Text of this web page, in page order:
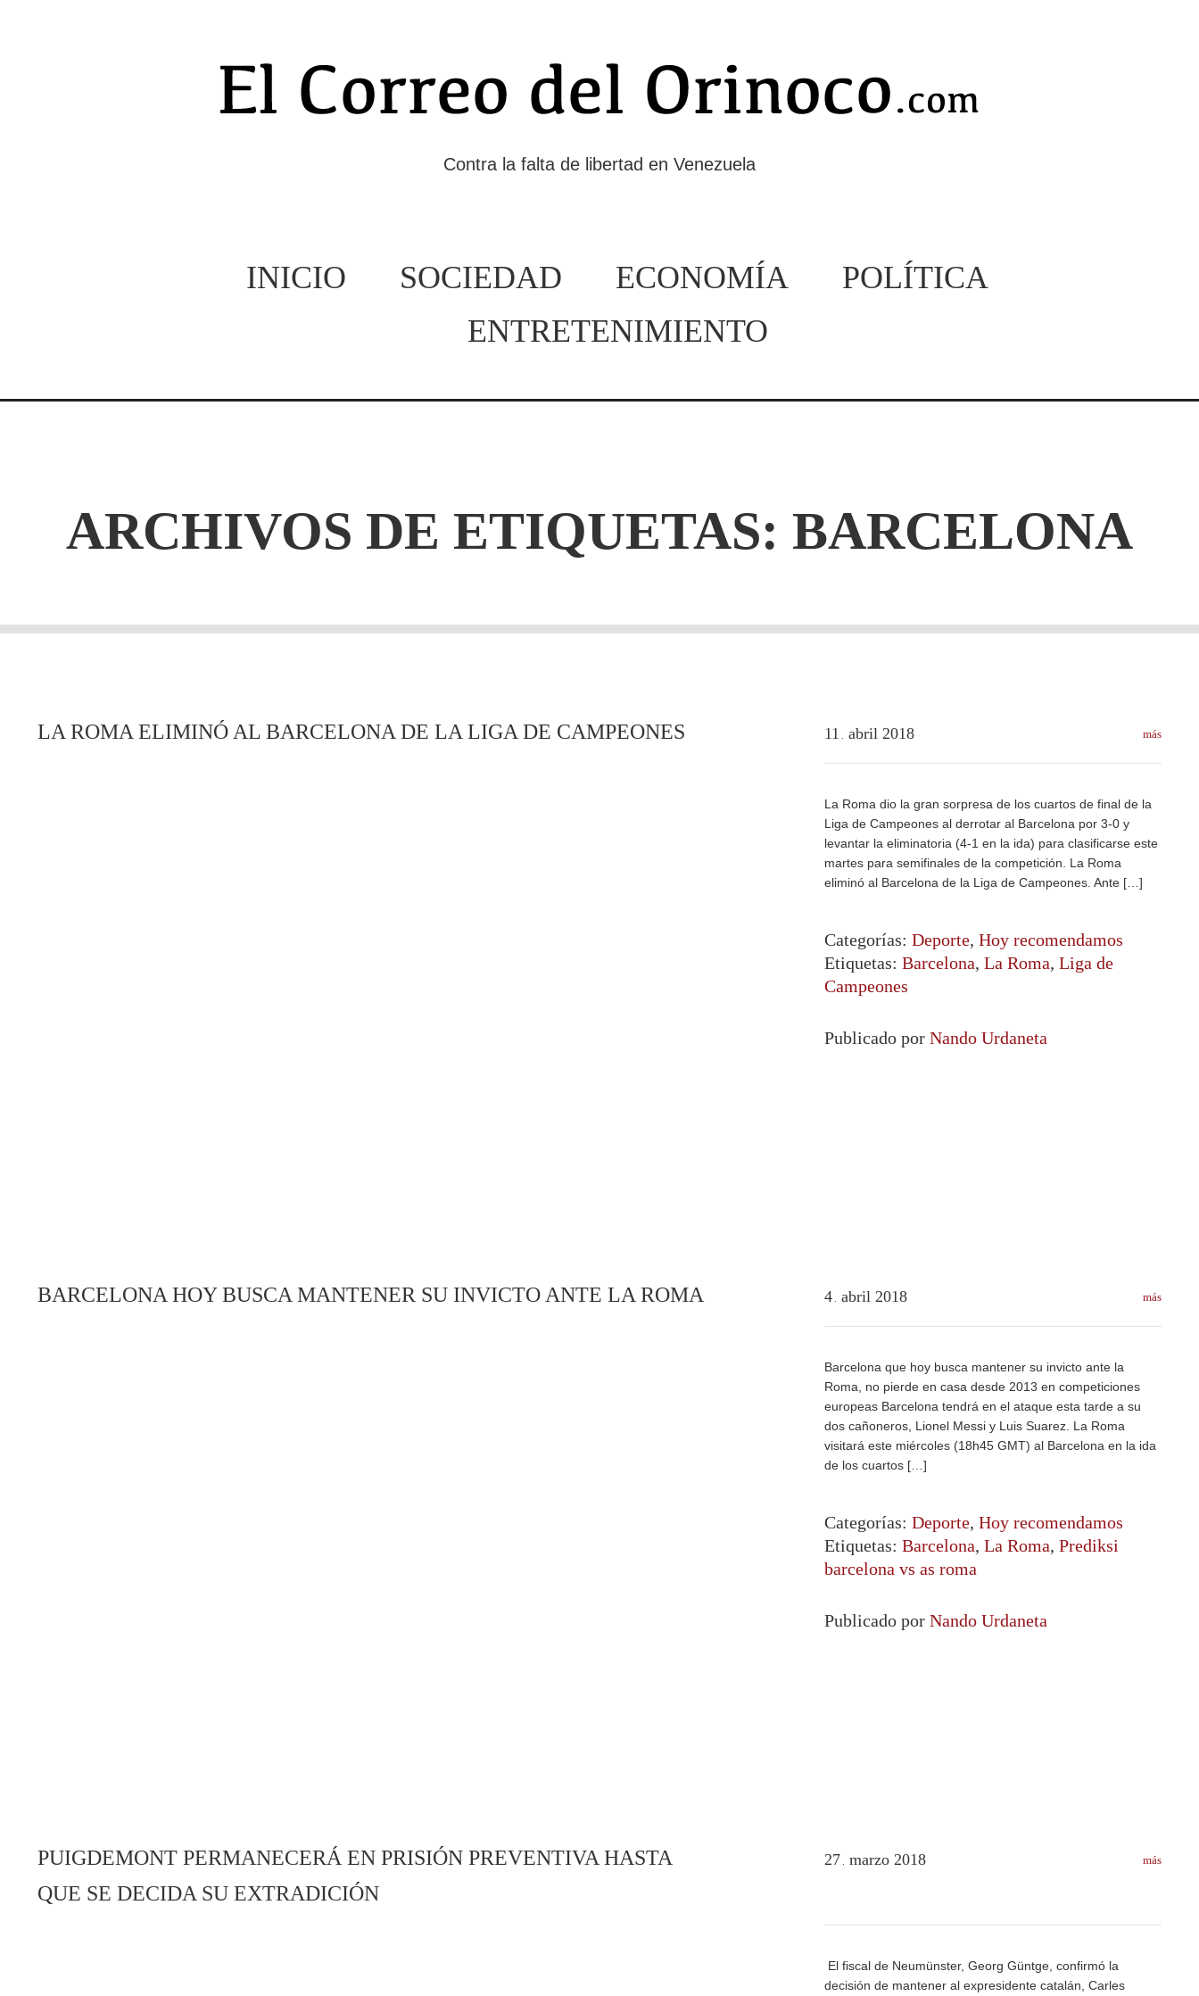
Contra la falta de libertad en Venezuela
INICIO SOCIEDAD ECONOMÍA
POLÍTICA
ENTRETENIMIENTO
ARCHIVOS DE ETIQUETAS: BARCELONA
LA ROMA ELIMINÓ AL BARCELONA DE LA LIGA DE CAMPEONES 11 abril 2018
La Roma dio la gran sorpresa de los cuartos de final de la
Liga de Campeones al derrotar al Barcelona por 3-0 y
levantar la eliminatoria (4-1 en la ida) para clasificarse este
martes para semifinales de la competición. La Roma
eliminó al Barcelona de la Liga de Campeones. Ante […]
más
Categorías: Deporte, Hoy recomendamos
Etiquetas: Barcelona, La Roma, Liga de
Campeones
Publicado por Nando Urdaneta
BARCELONA HOY BUSCA MANTENER SU INVICTO ANTE LA ROMA 4 abril 2018
Barcelona que hoy busca mantener su invicto ante la
Roma, no pierde en casa desde 2013 en competiciones
europeas Barcelona tendrá en el ataque esta tarde a su
dos cañoneros, Lionel Messi y Luis Suarez. La Roma
visitará este miércoles (18h45 GMT) al Barcelona en la ida
de los cuartos […]
más
Categorías: Deporte, Hoy recomendamos
Etiquetas: Barcelona, La Roma, Prediksi
barcelona vs as roma
Publicado por Nando Urdaneta
PUIGDEMONT PERMANECERÁ EN PRISIÓN PREVENTIVA HASTA
QUE SE DECIDA SU EXTRADICIÓN
27 marzo 2018
El fiscal de Neumünster, Georg Güntge, confirmó la
decisión de mantener al expresidente catalán, Carles
más